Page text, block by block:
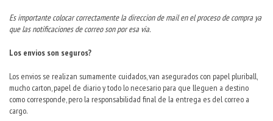
Es importante colocar correctamente la direccion de mail en el proceso de compra ya
que las notificaciones de correo son por esa via.​
Los envios son seguros?
Los envios se realizan sumamente cuidados, van asegurados con papel pluriball,
mucho carton, papel de diario y todo lo necesario para que lleguen a destino
como corresponde, pero la responsabilidad final de la entrega es del correo a
cargo.